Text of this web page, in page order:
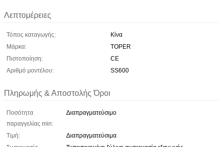
Λεπτομέρειες
Τόπος καταγωγής:
Κίνα
Μάρκα:
TOPER
Πιστοποίηση:
CE
Αριθμό μοντέλου:
SS600
Πληρωμής & Αποστολής Όροι
Ποσότητα
παραγγελίας min:
Διαπραγματεύσιμο
Τιμή:
Διαπραγματεύσιμα